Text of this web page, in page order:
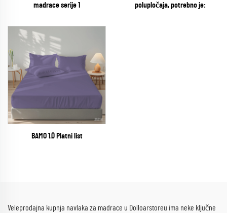
madrace serije 1
polupločaja, potrebno je:
BAMO 1.0 Platni list
Veleprodajna kupnja navlaka za madrace u Dolloarstoreu ima neke ključne